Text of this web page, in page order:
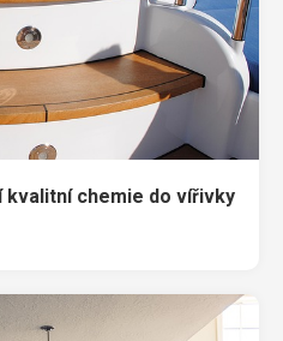
kvalitní chemie do vířivky